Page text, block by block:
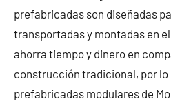
prefabricadas son diseñadas
transportadas y montadas en
ahorra tiempo y dinero en
construcción tradicional, por lo
prefabricadas modulares de